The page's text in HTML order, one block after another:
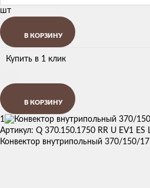
шт
В КОРЗИНУ
Купить в 1 клик
В КОРЗИНУ
1
Артикул: Q 370.150.1750 RR U EV1 ES
Конвектор внутрипольный 370/150/